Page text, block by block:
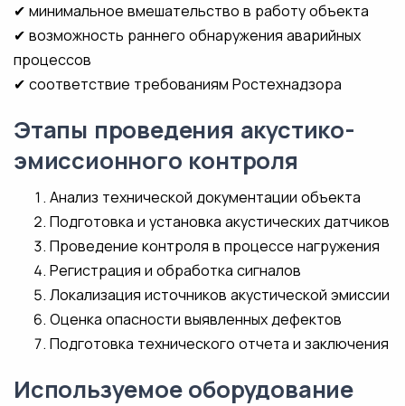
✔ минимальное вмешательство в работу объекта
✔ возможность раннего обнаружения аварийных
процессов
✔ соответствие требованиям Ростехнадзора
Этапы проведения акустико-
эмиссионного контроля
Анализ технической документации объекта
Подготовка и установка акустических датчиков
Проведение контроля в процессе нагружения
Регистрация и обработка сигналов
Локализация источников акустической эмиссии
Оценка опасности выявленных дефектов
Подготовка технического отчета и заключения
Используемое оборудование